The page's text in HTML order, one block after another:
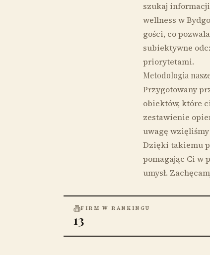
szukaj
wellness w
gości, co
subiektywne
priorytetami.
Metodologia
Przygotowany
obiektów, które
zestawienie
uwagę
Dzięki takiemu
pomagając Ci w
umysł.
FIRM W RANKINGU
13